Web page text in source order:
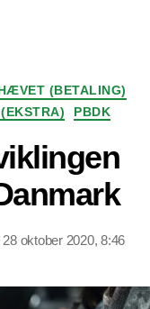
(BETALING)
PBDK
oktober 2020, 8:46